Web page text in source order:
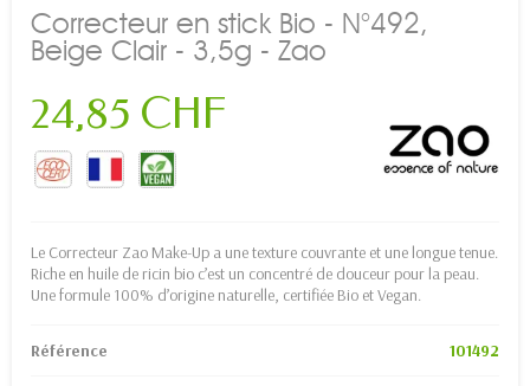
Correcteur en stick Bio - N°492,
Beige Clair - 3,5g - Zao
24,85 CHF
Le Correcteur Zao Make-Up a une texture couvrante et une longue tenue.
Riche en huile de ricin bio c’est un concentré de douceur pour la peau.
Une formule 100% d’origine naturelle, certifiée Bio et Vegan.
Référence 101492